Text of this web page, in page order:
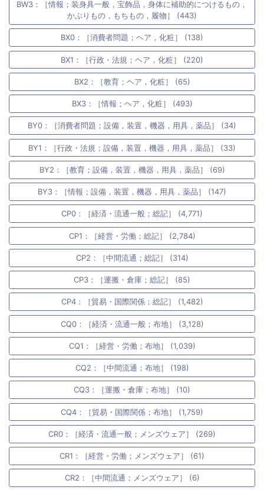
BW3：［情報；装身具一般，宝飾品，身体に補助的につけるもの，
かぶりもの，もちもの，履物］ (443)
BX0：［消費者問題；ヘア，化粧］ (138)
BX1：［行政・法規；ヘア，化粧］ (220)
BX2：［教育；ヘア，化粧］ (65)
BX3：［情報；ヘア，化粧］ (493)
BY0：［消費者問題；設備，装置，機器，用具，薬品］ (34)
BY1：［行政・法規；設備，装置，機器，用具，薬品］ (33)
BY2：［教育；設備，装置，機器，用具，薬品］ (69)
BY3：［情報；設備，装置，機器，用具，薬品］ (147)
CP0：［経済・流通一般；総記］ (4,771)
CP1：［経営・労働；総記］ (2,784)
CP2：［中間流通；総記］ (314)
CP3：［運搬・倉庫；総記］ (85)
CP4：［貿易・国際関係；総記］ (1,482)
CQ0：［経済・流通一般；布地］ (3,128)
CQ1：［経営・労働；布地］ (1,039)
CQ2：［中間流通；布地］ (198)
CQ3：［運搬・倉庫；布地］ (10)
CQ4：［貿易・国際関係；布地］ (1,759)
CR0：［経済・流通一般；メンズウェア］ (269)
CR1：［経営・労働；メンズウェア］ (61)
CR2：［中間流通；メンズウェア］ (6)